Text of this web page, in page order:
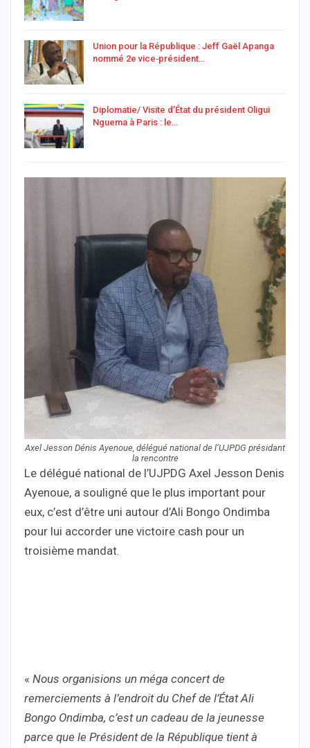
Union pour la République : Jeff Gaël Apanga
nommé 2e vice‑président…
Diplomatie/ Visite d’État du président Oligui
Nguema à Paris : le…
Axel Jesson Dénis Ayenoue, délégué national de l’UJPDG présidant
la rencontre
Le délégué national de l’UJPDG Axel Jesson Denis
Ayenoue, a souligné que le plus important pour
eux, c’est d’être uni autour d’Ali Bongo Ondimba
pour lui accorder une victoire cash pour un
troisième mandat.
« Nous organisions un méga concert de
remerciements à l’endroit du Chef de l’État Ali
Bongo Ondimba, c’est un cadeau de la jeunesse
parce que le Président de la République tient à